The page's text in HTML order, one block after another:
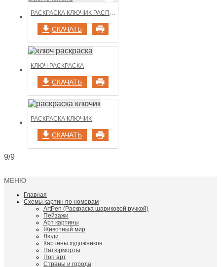
РАСКРАСКА КЛЮЧИК РАСПЕЧАТАТЬ
СКАЧАТЬ
КЛЮЧ РАСКРАСКА
СКАЧАТЬ
РАСКРАСКА КЛЮЧИК
СКАЧАТЬ
9/9
МЕНЮ
Главная
Схемы картин по номерам
ArtPen (Раскраска шариковой ручкой)
Пейзажи
Арт картины
Животный мир
Люди
Картины художников
Натюрморты
Поп арт
Страны и города